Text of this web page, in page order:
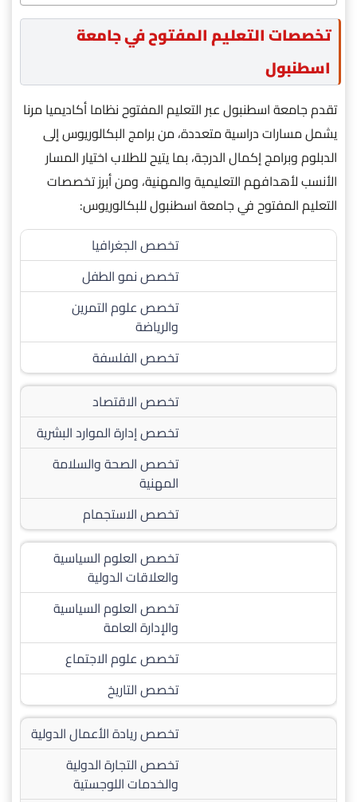
تخصصات التعليم المفتوح في جامعة
اسطنبول
تقدم جامعة اسطنبول عبر التعليم المفتوح نظاما أكاديميا مرنا
يشمل مسارات دراسية متعددة، من برامج البكالوريوس إلى
الدبلوم وبرامج إكمال الدرجة، بما يتيح للطلاب اختيار المسار
الأنسب لأهدافهم التعليمية والمهنية، ومن أبرز تخصصات
التعليم المفتوح في جامعة اسطنبول للبكالوريوس:
تخصص الجغرافيا
تخصص نمو الطفل
تخصص علوم التمرين
والرياضة
تخصص الفلسفة
تخصص الاقتصاد
تخصص إدارة الموارد البشرية
تخصص الصحة والسلامة
المهنية
تخصص الاستجمام
تخصص العلوم السياسية
والعلاقات الدولية
تخصص العلوم السياسية
والإدارة العامة
تخصص علوم الاجتماع
تخصص التاريخ
تخصص ريادة الأعمال الدولية
تخصص التجارة الدولية
والخدمات اللوجستية